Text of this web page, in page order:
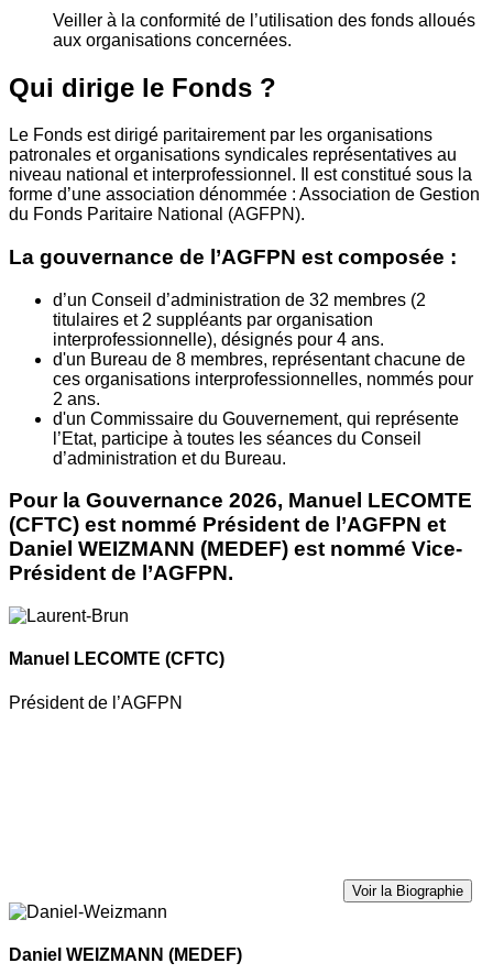
Veiller à la conformité de l’utilisation des fonds alloués
aux organisations concernées.
Qui dirige le Fonds ?
Le Fonds est dirigé paritairement par les organisations
patronales et organisations syndicales représentatives au
niveau national et interprofessionnel. Il est constitué sous la
forme d’une association dénommée : Association de Gestion
du Fonds Paritaire National (AGFPN).
La gouvernance de l’AGFPN est composée :
d’un Conseil d’administration de 32 membres (2
titulaires et 2 suppléants par organisation
interprofessionnelle), désignés pour 4 ans.
d'un Bureau de 8 membres, représentant chacune de
ces organisations interprofessionnelles, nommés pour
2 ans.
d'un Commissaire du Gouvernement, qui représente
l’Etat, participe à toutes les séances du Conseil
d’administration et du Bureau.
Pour la Gouvernance 2026, Manuel LECOMTE
(CFTC) est nommé Président de l’AGFPN et
Daniel WEIZMANN (MEDEF) est nommé Vice-
Président de l’AGFPN.
Manuel LECOMTE (CFTC)
Président de l’AGFPN
Voir la Biographie
Daniel WEIZMANN (MEDEF)